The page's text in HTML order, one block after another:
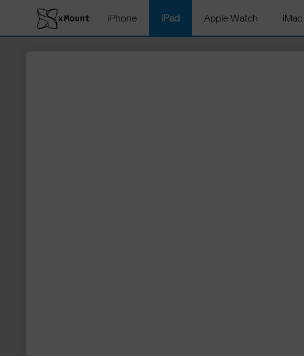
iPhone iPad Apple Watch iMac